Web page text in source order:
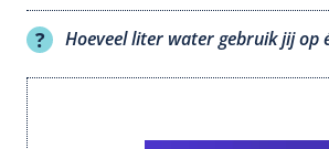
Hoeveel liter water gebruik jij op